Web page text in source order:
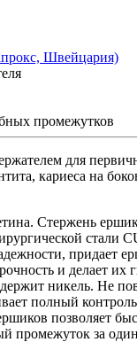
Швейцария)
промежутков
для
кариеса на
Стержень
стали
придает
и делает их
никель. Не
полный
позволяет
промежуток за